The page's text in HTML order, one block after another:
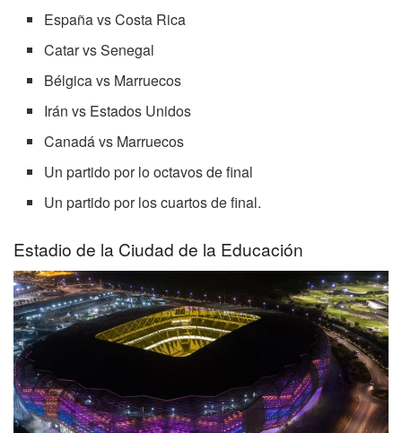
España vs Costa Rica
Catar vs Senegal
Bélgica vs Marruecos
Irán vs Estados Unidos
Canadá vs Marruecos
Un partido por lo octavos de final
Un partido por los cuartos de final.
Estadio de la Ciudad de la Educación